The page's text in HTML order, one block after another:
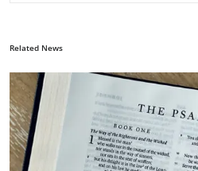
Related News